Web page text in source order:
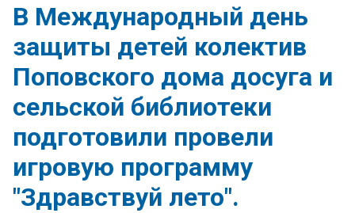
В Международный день
защиты детей колектив
Поповского дома досуга и
сельской библиотеки
подготовили провели
игровую программу
"Здравствуй лето".